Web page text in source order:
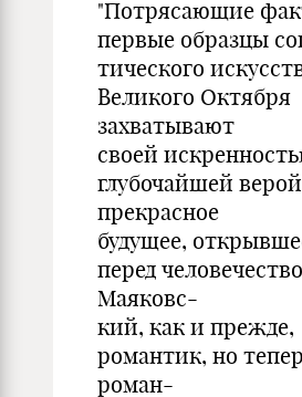
"Потрясающие
первые образцы
тического
Великого Октября
захватывают
своей
глубочайшей
прекрасное
будущее,
перед
Маяковс-
кий, как и прежде,
романтик, но
роман-